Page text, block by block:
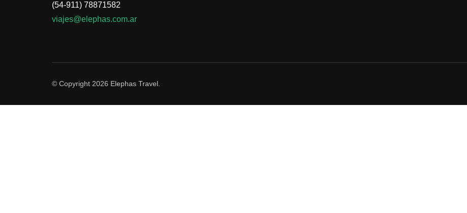
(54-911) 78871582
viajes@elephas.com.ar
© Copyright 2026 Elephas Travel